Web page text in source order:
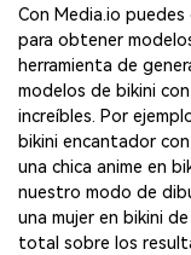
Con Media.io
para obtener
herramienta de
modelos de bikini
increíbles. Por
bikini encantador
una chica anime en
nuestro modo de
una mujer en bikini
total sobre los